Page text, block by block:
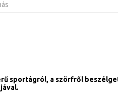
sportágról, a szörfről